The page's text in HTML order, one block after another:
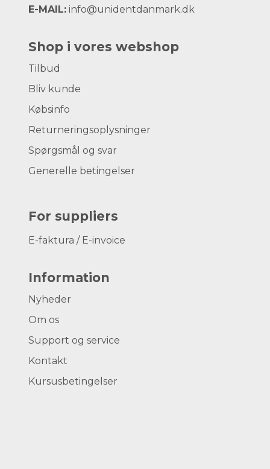
E-MAIL: info@unidentdanmark.dk
Shop i vores webshop
Tilbud
Bliv kunde
Købsinfo
Returneringsoplysninger
Spørgsmål og svar
Generelle betingelser
For suppliers
E-faktura / E-invoice
Information
Nyheder
Om os
Support og service
Kontakt
Kursusbetingelser